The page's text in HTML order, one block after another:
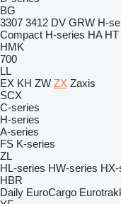
BG
3307 3412 DV GRW H-
Compact H-series HA HT
HMK
700
LL
EX KH ZW ZX Zaxis
SCX
C-series
H-series
A-series
FS K-series
ZL
HL-series HW-series
HBR
Daily EuroCargo